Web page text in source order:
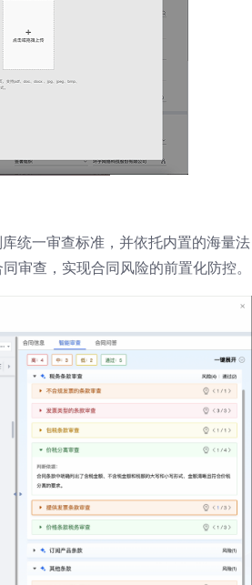
统一审查标准，并依托内置的海量法
审查，实现合同风险的前置化防控。